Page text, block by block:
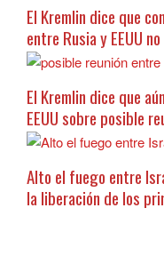
El Kremlin dice que
entre Rusia y EEUU
El Kremlin dice que
EEUU sobre posible
Alto el fuego entre
la liberación de los